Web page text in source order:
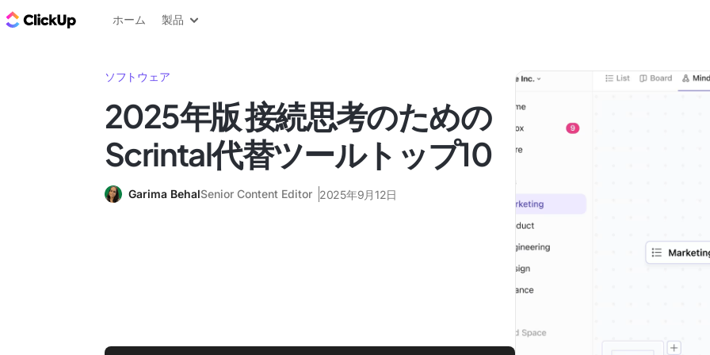
ClickUp ブログ
ホーム 製品
ソフトウェア
2025年版 接続思考のための
Scrintal代替ツールトップ10
Garima BehalSenior Content Editor 2025年9月12日